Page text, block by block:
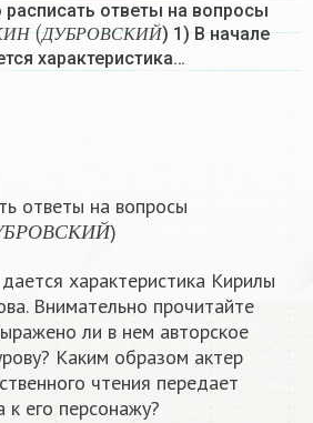
ответы на вопросы
И Н
ИН
Д УБР ОВ СКИЙ
(ДУБР ОВСКИЙ
) 1) В начале
характеристика…
ответы на вопросы
Б Р О В С КИ Й
БРОВСК ИЙ
)
характеристика Кирилы
Внимательно прочитайте
ли в нем авторское
Каким образом актер
чтения передает
его персонажу?